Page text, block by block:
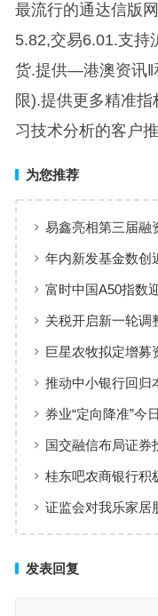
最流行的通达信版
5.82,交易6.01.支持
货.提供―港澳资讯‖
限).提供更多精准
习技术分析的客户
为您推荐
易鑫亮相第三届融
畅途租赁与上海银
年内新发基金数创
富时中国A50指数
月20日收盘后生效
关税开启新一轮调
巨星农牧拟定增募
与认购
推动中小银行回归
理
券业“定向降准”今
国交融信布局证券
桂东吧农商银行积
证监会对我乐家居
发表回复